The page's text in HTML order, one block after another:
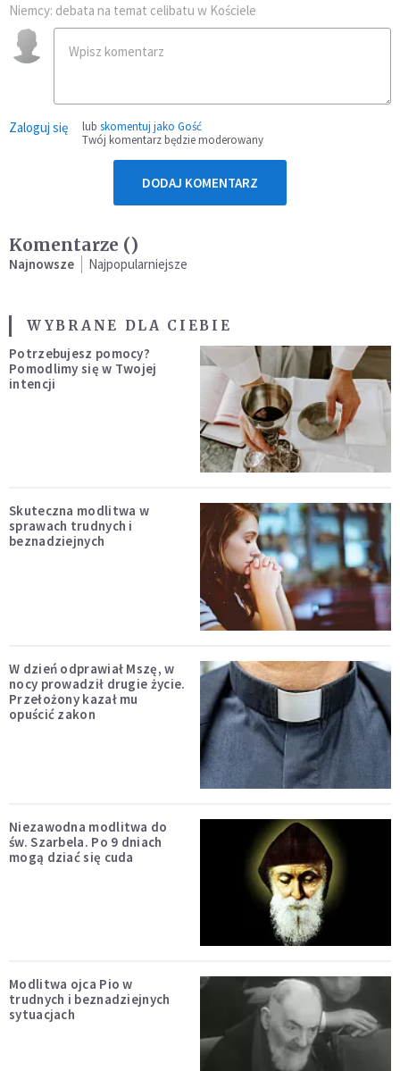
Niemcy: debata na temat celibatu w Kościele
Zaloguj się lub skomentuj jako Gość
Twój komentarz będzie moderowany
DODAJ KOMENTARZ
Komentarze ()
Najnowsze Najpopularniejsze
WYBRANE DLA CIEBIE
Potrzebujesz pomocy?
Pomodlimy się w Twojej
intencji
Skuteczna modlitwa w
sprawach trudnych i
beznadziejnych
W dzień odprawiał Mszę, w
nocy prowadził drugie życie.
Przełożony kazał mu
opuścić zakon
Niezawodna modlitwa do
św. Szarbela. Po 9 dniach
mogą dziać się cuda
Modlitwa ojca Pio w
trudnych i beznadziejnych
sytuacjach